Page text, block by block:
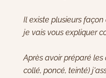
Il existe plusieurs
je vais vous expliquer
Après avoir préparé les
collé, poncé, teinté)